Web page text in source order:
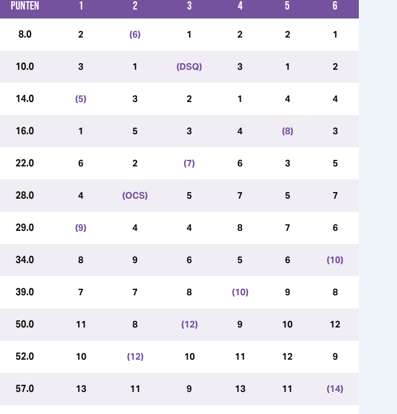
PUNTEN 1 2 3 4 5 6
8.0 2 (6) 1 2 2 1
10.0 3 1 (DSQ) 3 1 2
14.0 (5) 3 2 1 4 4
16.0 1 5 3 4 (8) 3
22.0 6 2 (7) 6 3 5
28.0 4 (OCS) 5 7 5 7
29.0 (9) 4 4 8 7 6
34.0 8 9 6 5 6 (10)
39.0 7 7 8 (10) 9 8
50.0 11 8 (12) 9 10 12
52.0 10 (12) 10 11 12 9
57.0 13 11 9 13 11 (14)